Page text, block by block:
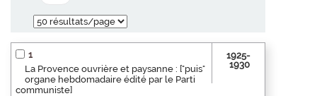
1
La Provence ouvrière et paysanne : ["puis"
organe hebdomadaire édité par le Parti
communiste]
1925-
1930